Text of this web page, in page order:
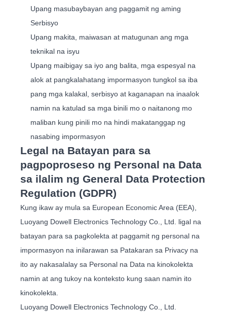
Upang masubaybayan ang paggamit ng aming
Serbisyo
Upang makita, maiwasan at matugunan ang mga
teknikal na isyu
Upang maibigay sa iyo ang balita, mga espesyal na
alok at pangkalahatang impormasyon tungkol sa iba
pang mga kalakal, serbisyo at kaganapan na inaalok
namin na katulad sa mga binili mo o naitanong mo
maliban kung pinili mo na hindi makatanggap ng
nasabing impormasyon
Legal na Batayan para sa
pagpoproseso ng Personal na Data
sa ilalim ng General Data Protection
Regulation (GDPR)
Kung ikaw ay mula sa European Economic Area (EEA),
Luoyang Dowell Electronics Technology Co., Ltd. ligal na
batayan para sa pagkolekta at paggamit ng personal na
impormasyon na inilarawan sa Patakaran sa Privacy na
ito ay nakasalalay sa Personal na Data na kinokolekta
namin at ang tukoy na konteksto kung saan namin ito
kinokolekta.
Luoyang Dowell Electronics Technology Co., Ltd.